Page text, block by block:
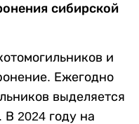
сибирской
и
Ежегодно
выделяется
В 2024 году на